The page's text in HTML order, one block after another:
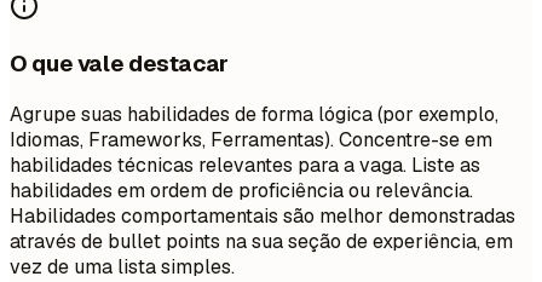
O que vale destacar
Agrupe suas habilidades de forma lógica (por exemplo,
Idiomas, Frameworks, Ferramentas). Concentre-se em
habilidades técnicas relevantes para a vaga. Liste as
habilidades em ordem de proficiência ou relevância.
Habilidades comportamentais são melhor demonstradas
através de bullet points na sua seção de experiência, em
vez de uma lista simples.